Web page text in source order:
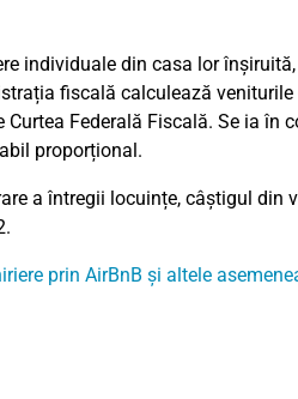
individuale din casa lor
fiscală calculează
Federală Fiscală. Se ia în
proporțional.
a întregii locuințe, câștigul din
prin AirBnB și altele